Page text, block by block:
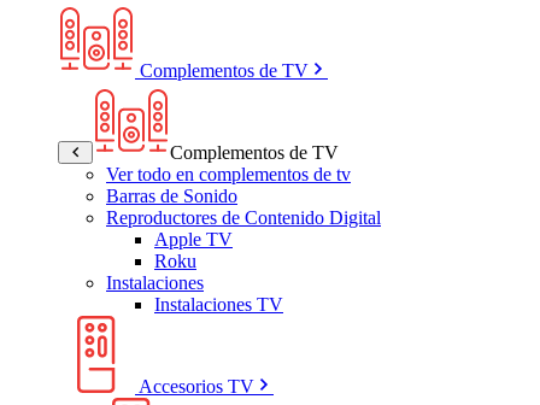
Complementos de TV
Complementos de TV
Ver todo en complementos de tv
Barras de Sonido
Reproductores de Contenido Digital
Apple TV
Roku
Instalaciones
Instalaciones TV
Accesorios TV